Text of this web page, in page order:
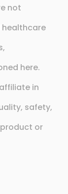
not
healthcare
here.
in
safety,
or